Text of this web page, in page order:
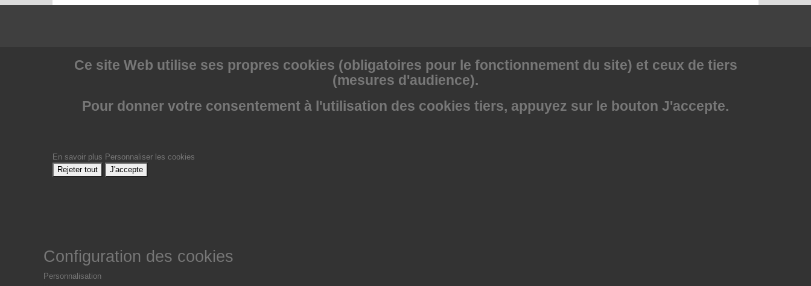
Ce site Web utilise ses propres cookies (obligatoires pour le fonctionnement du site) et ceux de tiers
(mesures d'audience).
Pour donner votre consentement à l'utilisation des cookies tiers, appuyez sur le bouton J'accepte.
En savoir plus Personnaliser les cookies
Rejeter tout
J'accepte
Configuration des cookies
Personnalisation